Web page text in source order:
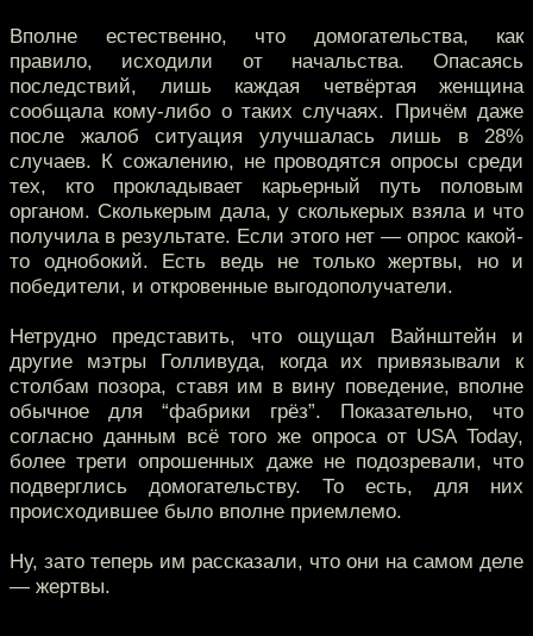
Вполне естественно, что домогательства, как
правило, исходили от начальства. Опасаясь
последствий, лишь каждая четвёртая женщина
сообщала кому-либо о таких случаях. Причём даже
после жалоб ситуация улучшалась лишь в 28%
случаев. К сожалению, не проводятся опросы среди
тех, кто прокладывает карьерный путь половым
органом. Сколькерым дала, у сколькерых взяла и что
получила в результате. Если этого нет — опрос какой-
то однобокий. Есть ведь не только жертвы, но и
победители, и откровенные выгодополучатели.
Нетрудно представить, что ощущал Вайнштейн и
другие мэтры Голливуда, когда их привязывали к
столбам позора, ставя им в вину поведение, вполне
обычное для “фабрики грёз”. Показательно, что
согласно данным всё того же опроса от USA Today,
более трети опрошенных даже не подозревали, что
подверглись домогательству. То есть, для них
происходившее было вполне приемлемо.
Ну, зато теперь им рассказали, что они на самом деле
— жертвы.